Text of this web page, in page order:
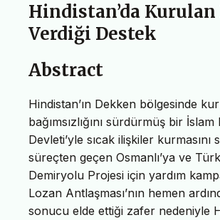
Hindistan’da Kurulan
Verdiği Destek
Abstract
Hindistan’ın Dekken bölgesinde
bağımsızlığını sürdürmüş bir
Devleti’yle sıcak ilişkiler
süreçten geçen Osmanlı’ya ve
Demiryolu Projesi için yardım
Lozan Antlaşması’nın hemen
sonucu elde ettiği zafer nedeniyle